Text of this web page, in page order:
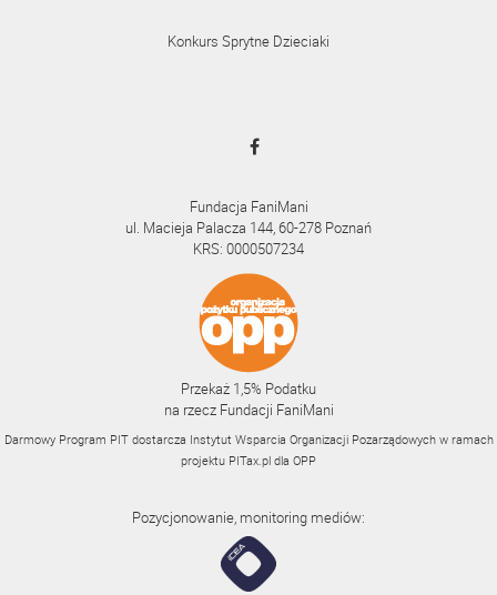
Konkurs Sprytne Dzieciaki
Fundacja FaniMani
ul. Macieja Palacza 144, 60-278 Poznań
KRS: 0000507234
Przekaż 1,5% Podatku
na rzecz Fundacji FaniMani
Darmowy Program PIT dostarcza Instytut Wsparcia Organizacji Pozarządowych w ramach
projektu PITax.pl dla OPP
Pozycjonowanie, monitoring mediów: